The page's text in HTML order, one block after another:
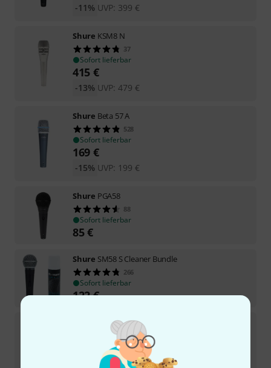
UVP: 399 €
-11%
Shure KSM8 N
37
Sofort lieferbar
415 €
UVP: 479 €
-13%
Shure Beta 57 A
528
Sofort lieferbar
169 €
UVP: 199 €
-15%
Shure PGA58
88
Sofort lieferbar
85€
Shure SM58 S Cleaner Bundle
266
Sofort lieferbar
122€
Nexadyne 8/C B-Stock
Sofort lieferbar